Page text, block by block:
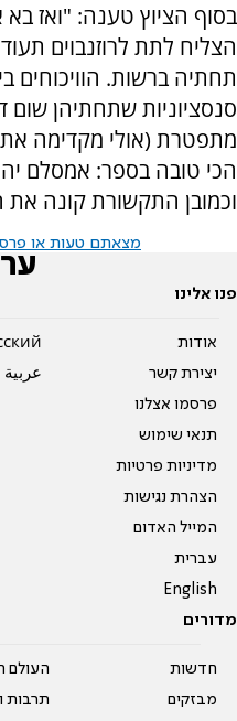
בסוף הציוץ טענה: "ואז בא
הצליח לתת לרוזנבוים
תחתיה ברשות. הוויכוחים
סנסציוניות שתחתיהן שום
מתפטרת (אולי מקדימה
הכי טובה בספר: אמסלם
וכמובן התקשורת קונה את
מצאתם טעות או
פנו אלינו
אודות
יצירת קשר
פרסמו אצלנו
תנאי שימוש
מדיניות פרטיות
הצהרת נגישות
המייל האדום
עברית
English
عربية
מדורים
חדשות
מבזקים
העולם
תרבות